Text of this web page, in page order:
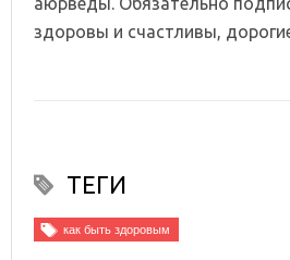
здоровы и счастливы,
ТЕГИ
как быть здоровым